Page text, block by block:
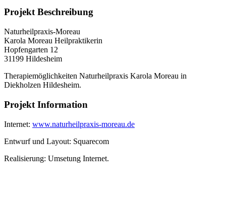
Projekt Beschreibung
Naturheilpraxis-Moreau
Karola Moreau Heilpraktikerin
Hopfengarten 12
31199 Hildesheim
Therapiemöglichkeiten Naturheilpraxis Karola Moreau in
Diekholzen Hildesheim.
Projekt Information
Internet: www.naturheilpraxis-moreau.de
Entwurf und Layout: Squarecom
Realisierung: Umsetung Internet.